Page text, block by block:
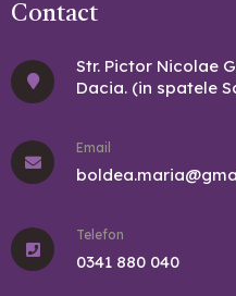
Contact
Str. Pictor Nicolae
Dacia. (in spatele
Email
Telefon
0341 880 040